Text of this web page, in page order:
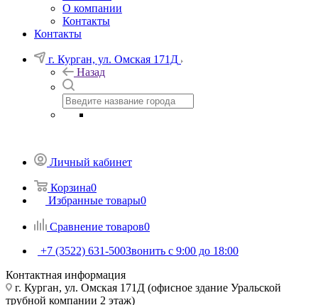
О компании
Контакты
Контакты
г. Курган, ул. Омская 171Д
Назад
Личный кабинет
Корзина0
Избранные товары0
Сравнение товаров0
+7 (3522) 631-500Звонить с 9:00 до 18:00
Контактная информация
г. Курган, ул. Омская 171Д (офисное здание Уральской
трубной компании 2 этаж)